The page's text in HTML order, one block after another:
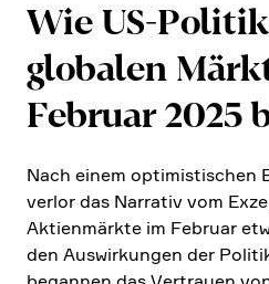
Wie US-
globalen
Februar 2025
Nach einem optimi­sti­schen
verlor das Narrativ vom
Aktien­märkte im Februar
den Auswir­kungen der